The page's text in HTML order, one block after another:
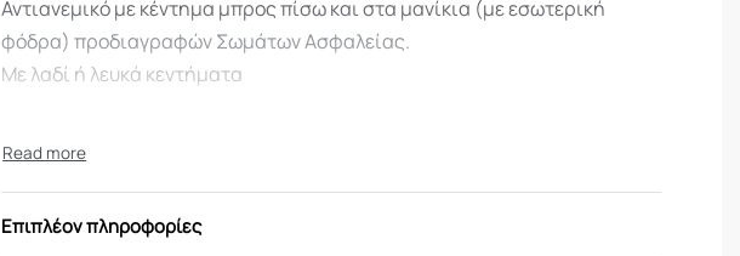
Αντιανεμικό με κέντημα μπρος πίσω και στα μανίκια (με εσωτερική
φόδρα) προδιαγραφών Σωμάτων Ασφαλείας.
Με λαδί ή λευκά κεντήματα
Επιπλέον πληροφορίες